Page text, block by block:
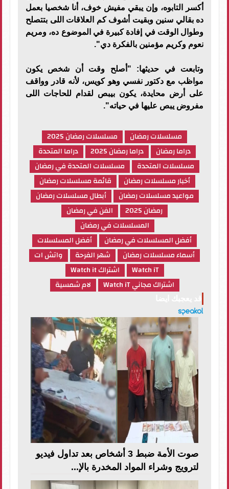
أكسر التابوه، وإن يبقي مفيش خوف، أنا شخصيا بعمل
ده بقالي سنين وبقيت أشوف كم العلاقات اللى بتتصلح
وطوال الوقت في إفادة كبيرة في الموضوع ده، ومريم
نعوم وكريم مؤمنين بالفكرة دي".
وتابعت في حديثها: "أصلح وقت أن شخص يكون
مواظب مع دكتور نفسي وهو كويس، لأنه قادر وواقف
على أرض محايدة، يكون بيبص لقدام للحاجات اللى
مفروض يبص عليها في حياته".
مسلسلات رمضان
مسلسلات رمضان 2025
دراما رمضان
دراما رمضان 2025
دراما المتحدة
مسلسلات المتحدة
مسلسلات المتحدة في رمضان
أخبار مسلسلات رمضان
قائمة مسلسلات رمضان
مواعيد مسلسلات رمضان
أبطال مسلسلات رمضان
رمضان 2025
الفن في رمضان
المسلسلات في رمضان
أفضل المسلسلات في رمضان
أفضل المسلسلات
أسماء مسلسلات رمضان
شهر الفرحة
واتش ات
Watch iT
اشتراك Watch it
اشتراك مجاني Watch iT
لام شمسية
صوت الأمة ضبط 3 أشخاص بعد تداول فيديو
لترويج وشراء المواد المخدرة بالإ...